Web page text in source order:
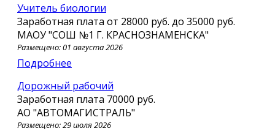
Учитель биологии
Заработная плата от 28000 руб. до 35000 руб.
МАОУ "СОШ №1 Г. КРАСНОЗНАМЕНСКА"
Размещено: 01 августа 2026
Подробнее
Дорожный рабочий
Заработная плата 70000 руб.
АО "АВТОМАГИСТРАЛЬ"
Размещено: 29 июля 2026